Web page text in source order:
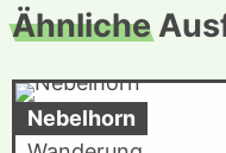
Ähnliche
Nebelhorn